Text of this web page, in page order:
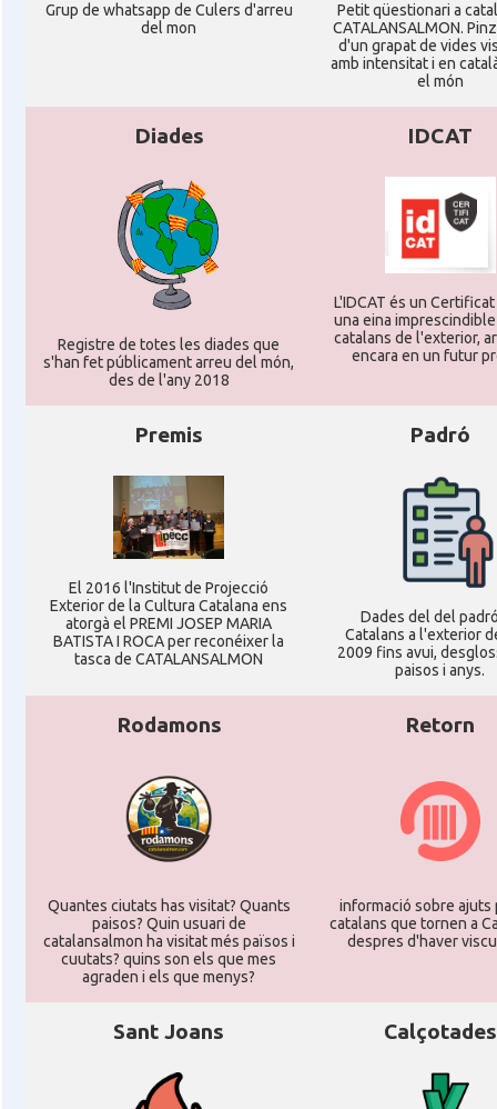
Ambaixada Ambaixada espanyola a França
* + ambaixades i consolats
Grup de whatsapp de Culers d'arreu
del mon
Petit qüestionari a
CATALANSALMON.
d'un grapat de vides
amb intensitat i en
el món
Diades
Registre de totes les diades que
s'han fet públicament arreu del món,
des de l'any 2018
IDCAT
L'IDCAT és un
una eina
catalans de l'exterior,
encara en un futur
Premis
El 2016 l'Institut de Projecció
Exterior de la Cultura Catalana ens
atorgà el PREMI JOSEP MARIA
BATISTA I ROCA per reconéixer la
tasca de CATALANSALMON
Padró
Dades del del
Catalans a l'exterior
2009 fins avui,
paisos i anys.
Rodamons
Quantes ciutats has visitat? Quants
paisos? Quin usuari de
catalansalmon ha visitat més països i
cuutats? quins son els que mes
agraden i els que menys?
Retorn
informació sobre ajuts
catalans que tornen a
despres d'haver
Sant Joans Calçotades